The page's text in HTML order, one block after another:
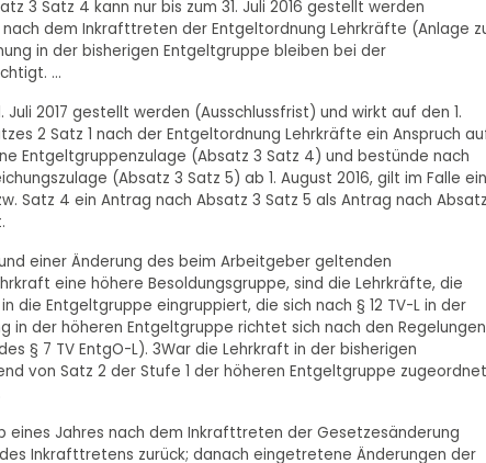
3 Satz 4 kann nur bis zum 31. Juli 2016 gestellt werden
nach dem Inkrafttreten der Entgeltordnung Lehrkräfte (Anlage
in der bisherigen Entgeltgruppe bleiben bei der
...
2017 gestellt werden (Ausschlussfrist) und wirkt auf den 1.
2 Satz 1 nach der Entgeltordnung Lehrkräfte ein Anspruch
Entgeltgruppenzulage (Absatz 3 Satz 4) und bestünde nach
(Absatz 3 Satz 5) ab 1. August 2016, gilt im Falle
Satz 4 ein Antrag nach Absatz 3 Satz 5 als Antrag nach
einer Änderung des beim Arbeitgeber geltenden
eine höhere Besoldungsgruppe, sind die Lehrkräfte, die
Entgeltgruppe eingruppiert, die sich nach § 12 TV-L in der
in der höheren Entgeltgruppe richtet sich nach den
§ 7 TV EntgO-L). 3War die Lehrkraft in der bisherigen
von Satz 2 der Stufe 1 der höheren Entgeltgruppe
eines Jahres nach dem Inkrafttreten der Gesetzesänderung
Inkrafttretens zurück; danach eingetretene Änderungen der